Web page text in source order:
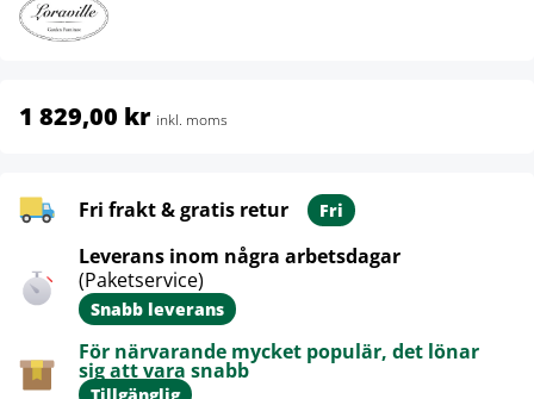
1 829,00 kr inkl. moms
Fri frakt & gratis retur Fri
Leverans inom några arbetsdagar
(Paketservice)
Snabb leverans
För närvarande mycket populär, det lönar
sig att vara snabb